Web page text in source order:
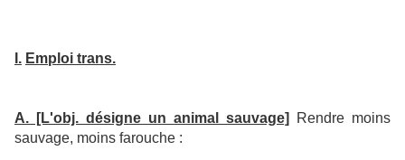
I. Emploi trans.
A. [L'obj. désigne un animal sauvage]
Rendre moins
sauvage, moins farouche :